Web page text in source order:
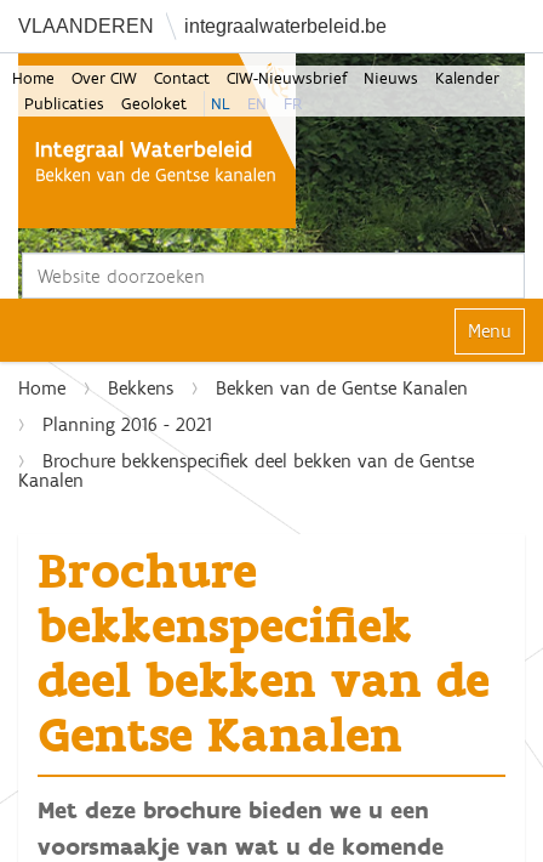
VLAANDEREN integraalwaterbeleid.be
Zoek
Home Over CIW Contact CIW-Nieuwsbrief Nieuws
Kalender
Publicaties
Geoloket NL EN FR
Klap
Home Bekkens
Bekken van de Gentse Kanalen
Planning 2016 - 2021
Brochure bekkenspecifiek deel bekken van de Gentse
Kanalen
Brochure
bekkenspecifiek
deel bekken van de
Gentse Kanalen
Met deze brochure bieden we u een
voorsmaakje van wat u de komende